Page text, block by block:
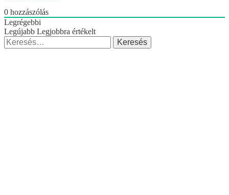
0 hozzászólás
Legrégebbi
Legújabb Legjobbra értékelt
Keresés: